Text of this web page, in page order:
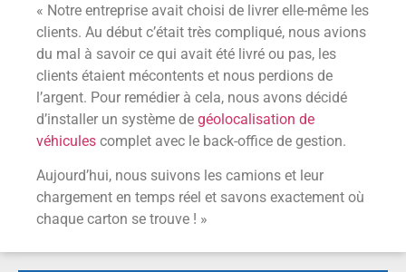
« Notre entreprise avait choisi de livrer elle-même les
clients. Au début c’était très compliqué, nous avions
du mal à savoir ce qui avait été livré ou pas, les
clients étaient mécontents et nous perdions de
l’argent. Pour remédier à cela, nous avons décidé
d’installer un système de géolocalisation de
véhicules complet avec le back-office de gestion.
Aujourd’hui, nous suivons les camions et leur
chargement en temps réel et savons exactement où
chaque carton se trouve ! »